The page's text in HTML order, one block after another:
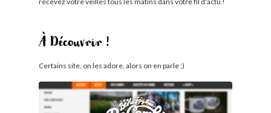
À Découvrir !
Certains site, on les adore, alors on en parle ;)